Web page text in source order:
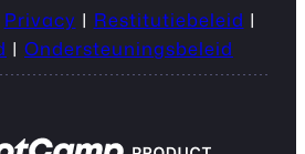
Privacy | Restitutiebeleid |
| Ondersteuningsbeleid